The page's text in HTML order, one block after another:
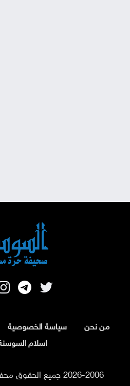
من نحن سياسة الخصوصية
اسلام
2026-2006 جميع الحقوق محفوظة لموقع السوسنة